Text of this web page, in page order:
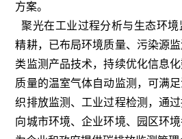
方案。
聚光在工业过程分析与生态环
精耕，已布局环境质量、污染源
类监测产品技术，持续优化信息
质量的温室气体自动监测，可满
织排放监测、工业过程检测，通
向城市环境、企业环境、园区环境